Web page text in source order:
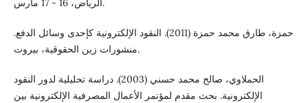
الرياض، 16 - 17 مارس.
حمزة، طارق محمد حمزة (2011). النقود الإلكترونية كإحدى وسائل الدفع.
منشورات زين الحقوقية، بيروت.
الحملاوي، صالح محمد حسني (2003). دراسة تحليلية لدور النقود
الإلكترونية. بحث مقدم لمؤتمر الأعمال المصرفية الإلكترونية بين